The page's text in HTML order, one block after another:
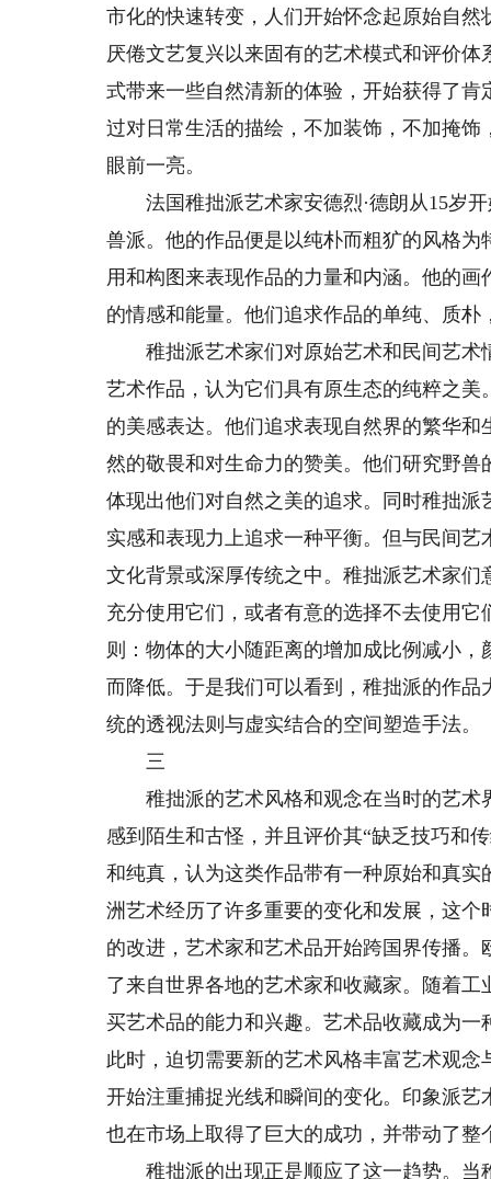
市化的快速转变，人们开始怀念起原始自
厌倦文艺复兴以来固有的艺术模式和评价
式带来一些自然清新的体验，开始获得了
过对日常生活的描绘，不加装饰，不加掩
眼前一亮。
法国稚拙派艺术家安德烈·德朗从15岁开
兽派。他的作品便是以纯朴而粗犷的风格
用和构图来表现作品的力量和内涵。他的
的情感和能量。他们追求作品的单纯、质
稚拙派艺术家们对原始艺术和民间艺术
艺术作品，认为它们具有原生态的纯粹之
的美感表达。他们追求表现自然界的繁华
然的敬畏和对生命力的赞美。他们研究野
体现出他们对自然之美的追求。同时稚拙
实感和表现力上追求一种平衡。但与民间
文化背景或深厚传统之中。稚拙派艺术家
充分使用它们，或者有意的选择不去使用
则：物体的大小随距离的增加成比例减小
而降低。于是我们可以看到，稚拙派的作
统的透视法则与虚实结合的空间塑造手法。
三
稚拙派的艺术风格和观念在当时的艺术
感到陌生和古怪，并且评价其“缺乏技巧和
和纯真，认为这类作品带有一种原始和真
洲艺术经历了许多重要的变化和发展，这
的改进，艺术家和艺术品开始跨国界传播
了来自世界各地的艺术家和收藏家。随着
买艺术品的能力和兴趣。艺术品收藏成为
此时，迫切需要新的艺术风格丰富艺术观
开始注重捕捉光线和瞬间的变化。印象派艺
也在市场上取得了巨大的成功，并带动了整
稚拙派的出现正是顺应了这一趋势。当